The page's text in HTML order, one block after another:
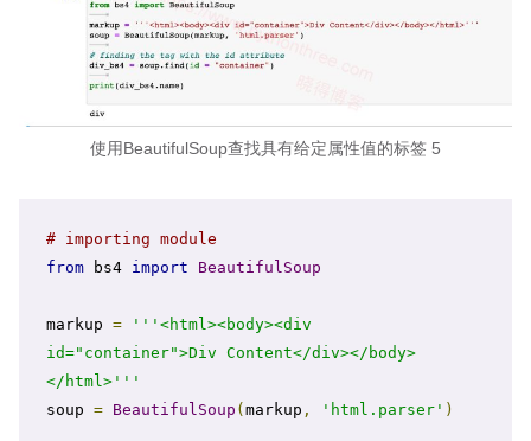
使用BeautifulSoup查找具有给定属性值的标签 5
# importing module
from bs4 import BeautifulSoup
markup =
'''<html><body><div
id="container">Div Content</div></body>
</html>'''
soup = BeautifulSoup ( markup , 'html.parser' )